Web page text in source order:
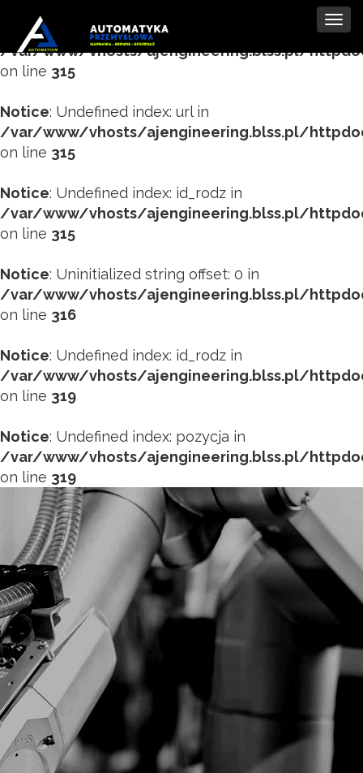
Notice: Undefined index: tytul in
/var/www/vhosts/ajengineering.blss.pl/
on line 315
Notice: Undefined index: url in
/var/www/vhosts/ajengineering.blss.pl/
on line 315
Notice: Undefined index: id_rodz in
/var/www/vhosts/ajengineering.blss.pl/
on line 315
Notice: Uninitialized string offset: 0 in
/var/www/vhosts/ajengineering.blss.pl/
on line 316
Notice: Undefined index: id_rodz in
/var/www/vhosts/ajengineering.blss.pl/
on line 319
Notice: Undefined index: pozycja in
/var/www/vhosts/ajengineering.blss.pl/
on line 319